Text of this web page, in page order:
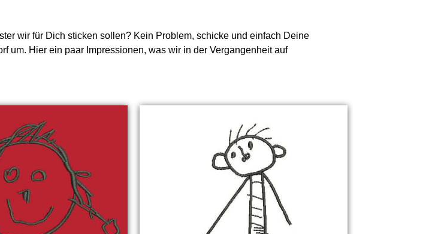
wir für Dich sticken sollen? Kein Problem, schicke und einfach Deine
um. Hier ein paar Impressionen, was wir in der Vergangenheit auf